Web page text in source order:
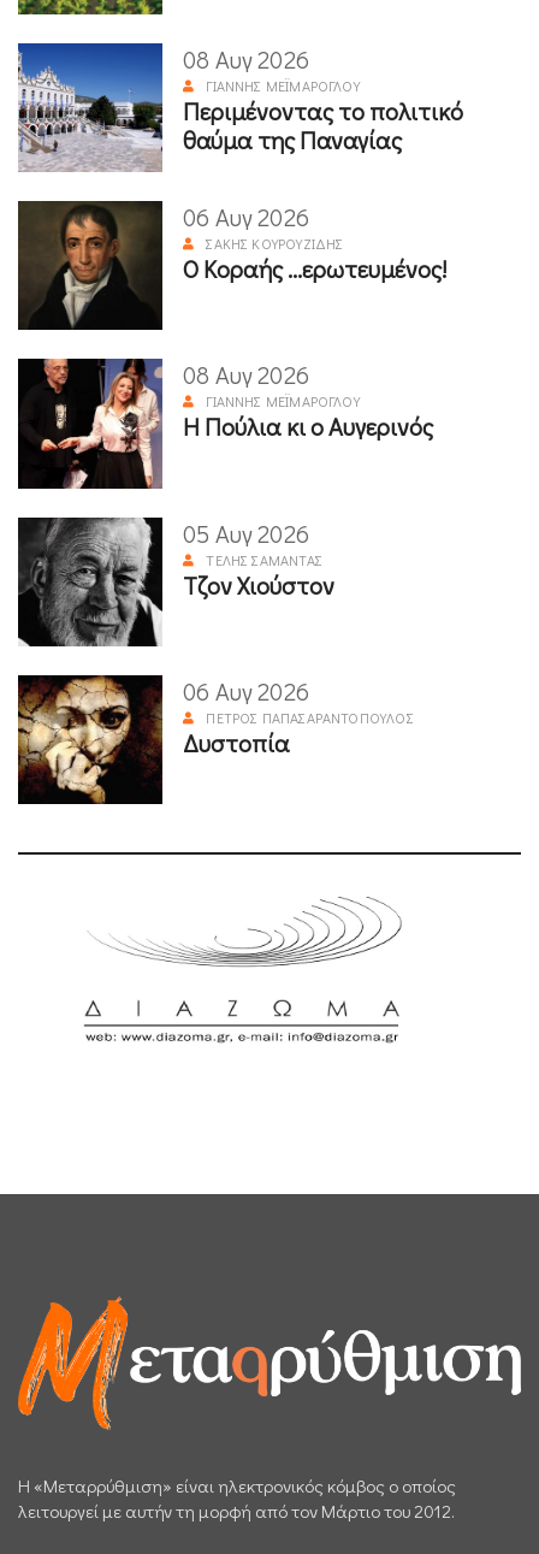
08 Αυγ 2026
ΓΙΆΝΝΗΣ ΜΕΪΜΆΡΟΓΛΟΥ
Περιμένοντας το πολιτικό
θαύμα της Παναγίας
06 Αυγ 2026
ΣΆΚΗΣ ΚΟΥΡΟΥΖΊΔΗΣ
Ο Κοραής ...ερωτευμένος!
08 Αυγ 2026
ΓΙΆΝΝΗΣ ΜΕΪΜΆΡΟΓΛΟΥ
Η Πούλια κι ο Αυγερινός
05 Αυγ 2026
ΤΈΛΗΣ ΣΑΜΑΝΤΆΣ
Τζον Χιούστον
06 Αυγ 2026
ΠΈΤΡΟΣ ΠΑΠΑΣΑΡΑΝΤΌΠΟΥΛΟΣ
Δυστοπία
H «Μεταρρύθμιση» είναι ηλεκτρονικός κόμβος ο οποίος
λειτουργεί με αυτήν τη μορφή από τον Μάρτιο του 2012.